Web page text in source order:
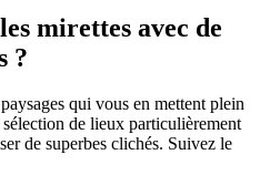
mirettes avec de
?
qui vous en mettent plein
de lieux particulièrement
de superbes clichés. Suivez le